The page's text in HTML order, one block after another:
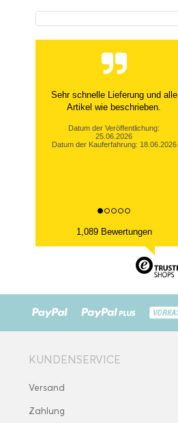
Sehr schnelle Lieferung und alle
Artikel wie beschrieben.
Datum der Veröffentlichung:
25.06.2026
Datum der Kauferfahrung: 18.06.2026
1,089 Bewertungen
KUNDENSERVICE
Versand
Zahlung